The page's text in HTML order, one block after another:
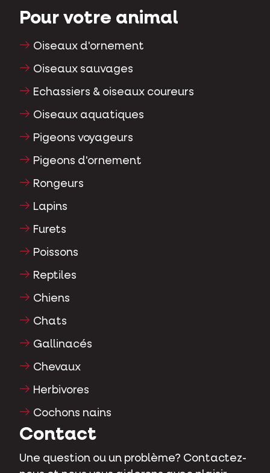
Pour votre animal
Oiseaux d'ornement
Oiseaux sauvages
Echassiers & oiseaux coureurs
Oiseaux aquatiques
Pigeons voyageurs
Pigeons d'ornement
Rongeurs
Lapins
Furets
Poissons
Reptiles
Chiens
Chats
Gallinacés
Chevaux
Herbivores
Cochons nains
Contact
Une question ou un problème? Contactez-